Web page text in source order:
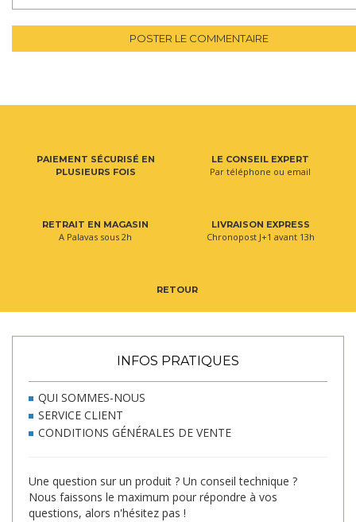
POSTER LE COMMENTAIRE
PAIEMENT SÉCURISÉ EN
PLUSIEURS FOIS
LE CONSEIL EXPERT
Par téléphone ou email
RETRAIT EN MAGASIN
A Palavas sous 2h
LIVRAISON EXPRESS
Chronopost J+1 avant 13h
RETOUR
INFOS PRATIQUES
QUI SOMMES-NOUS
SERVICE CLIENT
CONDITIONS GÉNÉRALES DE VENTE
Une question sur un produit ? Un conseil technique ?
Nous faissons le maximum pour répondre à vos
questions, alors n'hésitez pas !